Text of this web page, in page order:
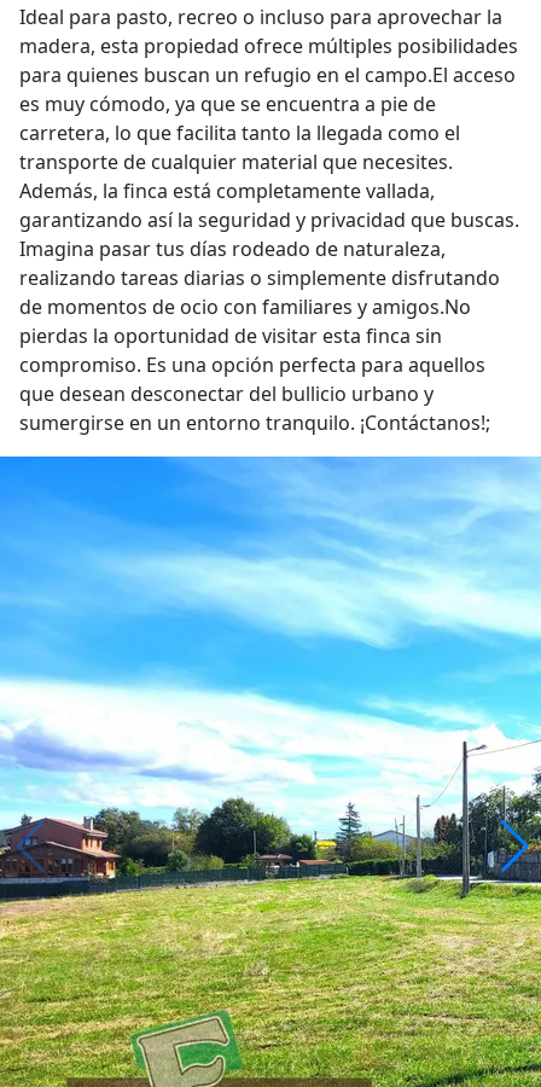
Ideal para pasto, recreo o incluso para aprovechar la
madera, esta propiedad ofrece múltiples posibilidades
para quienes buscan un refugio en el campo.El acceso
es muy cómodo, ya que se encuentra a pie de
carretera, lo que facilita tanto la llegada como el
transporte de cualquier material que necesites.
Además, la finca está completamente vallada,
garantizando así la seguridad y privacidad que buscas.
Imagina pasar tus días rodeado de naturaleza,
realizando tareas diarias o simplemente disfrutando
de momentos de ocio con familiares y amigos.No
pierdas la oportunidad de visitar esta finca sin
compromiso. Es una opción perfecta para aquellos
que desean desconectar del bullicio urbano y
sumergirse en un entorno tranquilo. ¡Contáctanos!;